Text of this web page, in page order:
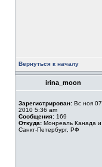
Вернуться к началу
irina_moon
Зарегистрирован: Вс ноя 07,
2010 5:36 am
Сообщения: 169
Откуда: Монреаль Канада и
Санкт-Петербург, РФ